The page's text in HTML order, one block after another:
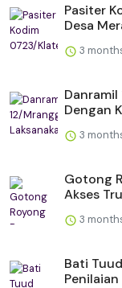
Pasiter
Desa
3
Danramil
Dengan
3
Gotong
Akses
3
Bati
Penilaian